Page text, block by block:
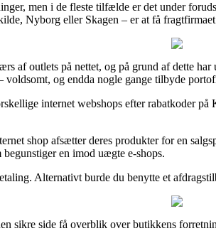
men i de fleste tilfælde er det under
Nyborg eller Skagen – er at få
af outlets på nettet, og på grund af dette
og endda nogle gange tilbyde
internet webshops efter rabatkoder
shop afsætter deres produkter for en
en imod uægte e-shops.
Alternativt burde du benytte et
sikre side få overblik over butikkens